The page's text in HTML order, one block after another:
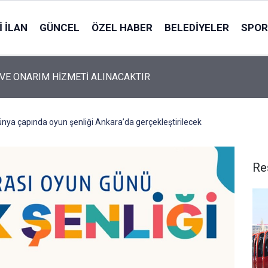
İLAN GÜNCEL ÖZEL HABER BELEDIYELER SPOR
ONARIM HİZMETİ ALINACAKTIR
çapında oyun şenliği Ankara’da gerçekleştirilecek